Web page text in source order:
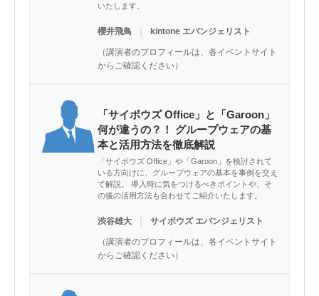
いたします。
櫻井飛鳥 kintone エバンジェリスト
（講演者のプロフィールは、各イベントサイト
からご確認ください）
「サイボウズ Office」と「Garoon」
何が違うの？！ グループウェアの基
本と活用方法を徹底解説
「サイボウズ Office」や「Garoon」を検討されて
いる方向けに、グループウェアの基本を事例を交え
て解説。 導入時に気をつけるべきポイントや、そ
の後の活用方法も合わせてご紹介いたします。
渋谷雄大 サイボウズ エバンジェリスト
（講演者のプロフィールは、各イベントサイト
からご確認ください）